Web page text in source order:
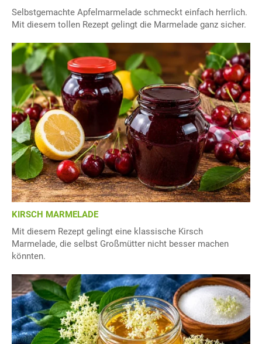
Selbstgemachte Apfelmarmelade schmeckt einfach herrlich.
Mit diesem tollen Rezept gelingt die Marmelade ganz sicher.
KIRSCH MARMELADE
Mit diesem Rezept gelingt eine klassische Kirsch
Marmelade, die selbst Großmütter nicht besser machen
könnten.